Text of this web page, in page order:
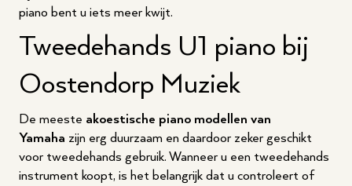
piano bent u iets meer kwijt.
Tweedehands U1 piano bij
Oostendorp Muziek
De meeste akoestische piano modellen van
Yamaha zijn erg duurzaam en daardoor zeker geschikt
voor tweedehands gebruik. Wanneer u een tweedehands
instrument koopt, is het belangrijk dat u controleert of